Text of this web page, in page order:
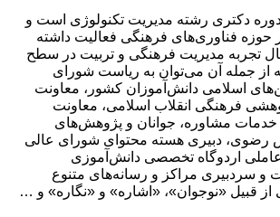
دکتری رشته مدیریت تکنولوژی است و
فناوری‌های فرهنگی فعالیت داشته
تجربه مدیریت فرهنگی و تربیت در سطح
از جمله آن می‌توان به ریاست شورای
اسلامی دانش‌آموزان کشور، معاونت
فرهنگی انقلاب اسلامی، معاونت
مشاوره، جوانان و پژوهش‌های
رضوی، دبیری هسته محتوای شورای عالی
اردوگاه تخصصی دانش‌آموزی
و سردبیری مراکز و رسانه‌های متنوع
قبیل «نوجوان»، «اشاره» و «نگاره» و …